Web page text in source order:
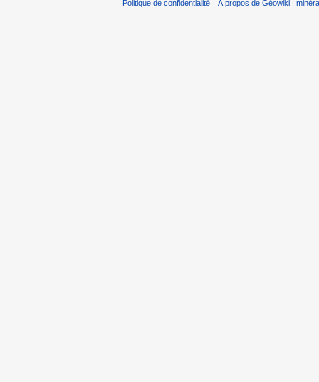
Politique de confidentialité À propos de Géowiki :